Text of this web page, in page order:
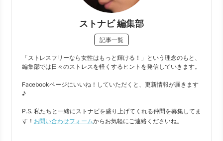
ストナビ 編集部
記事一覧
「ストレスフリーなら女性はもっと輝ける！」という理念のもと、
編集部では日々のストレスを軽くするヒントを発信していきます。
Facebookページにいいね！していただくと、更新情報が届きます
♪
P.S. 私たちと一緒にストナビを盛り上げてくれる仲間を募集してま
す！ お問い合わせフォームからお気軽にご連絡くださいね。